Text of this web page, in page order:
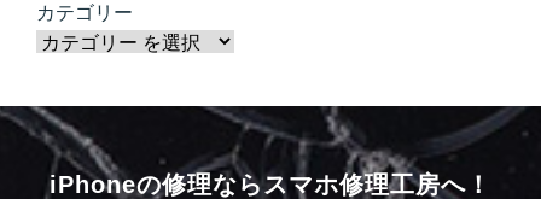
カテゴリー
iPhoneの修理ならスマホ修理工房へ！